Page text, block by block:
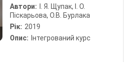
Автори:
І. Я. Щупак, І. О.
Піскарьова, О.В. Бурлака
Рік: 2019
Опис: Інтегрований курс